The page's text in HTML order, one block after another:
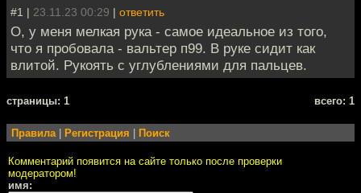
#1 | 23.11.23 00:29 | ответить
О, у меня мелкая рука - самое идеальное из того,
что я пробовала - вальтер п99. В руке сидит как
влитой. Рукоять с углублениями для пальцев.
cтраницы: 1 всего: 1
Правила| Регистрация Поиск
Комментарий появится на сайте только после проверки
модератором!
имя: